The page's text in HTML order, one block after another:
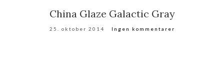
China Glaze Galactic Gray
25. oktober 2014 Ingen kommentarer